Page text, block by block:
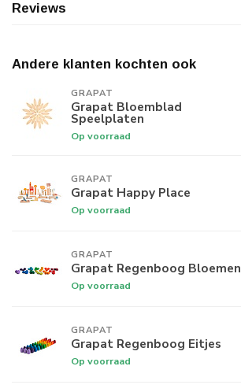
Reviews
Andere klanten kochten ook
GRAPAT
Grapat Bloemblad
Speelplaten
Op voorraad
GRAPAT
Grapat Happy Place
Op voorraad
GRAPAT
Grapat Regenboog Bloemen
Op voorraad
GRAPAT
Grapat Regenboog Eitjes
Op voorraad